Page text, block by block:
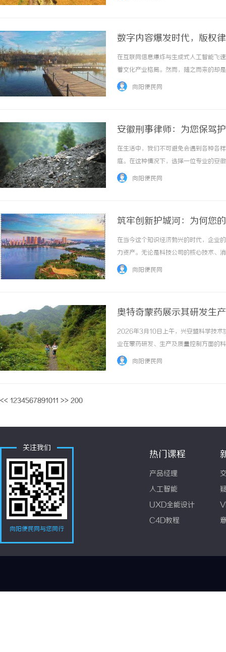
数字内容爆发时代，版权
在互联网信息爆炸与生成式人工智能飞
着文化产业格局。然而，随之而来的却
费巨资制作的短视频、精心研发的软
向阳便民网
安徽刑事律师：为您保驾
在生活中，我们不可避免会遇到各种各
庭。在这种情况下，选择一位专业的安
责，选择合适律师的标准，以及在遇到
向阳便民网
筑牢创新护城河：为何您
在当今这个知识经济勃兴的时代，企业
力资产。无论是科技公司的核心技术、
键。然而，创新容易被模仿，品牌容易
向阳便民网
奥特奇蒙药展示其研发生
2026年3月10日上午，兴安盟科学技术
业在蒙药研发、生产及质量控制方面的
下蒙成药品牌“丹神”的相关产品成为
向阳便民网
<< 1234567891011 >> 200
关注我们
向阳便民网与您同行
热门课程
产品经理
人工智能
UXD全能设计
C4D教程